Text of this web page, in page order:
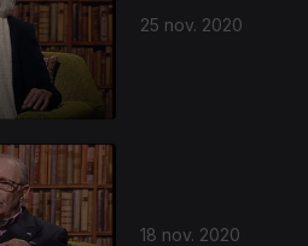
25 nov. 2020
18 nov. 2020